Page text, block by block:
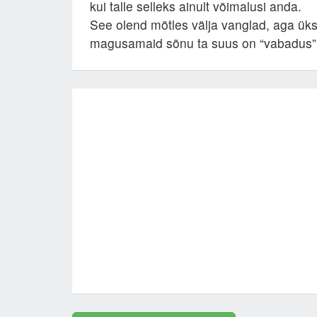
kui talle selleks ainult võimalusi anda.
See olend mõtles välja vanglad, aga üks
magusamaid sõnu ta suus on